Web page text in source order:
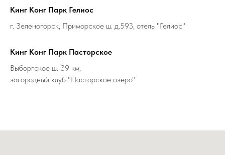
Кинг Конг Парк Гелиос
г. Зеленогорск, Приморское ш. д.593, отель "Гелиос"
Кинг Конг Парк Пасторское
Выборгское ш. 39 км,
загородный клуб "Пасторское озеро"